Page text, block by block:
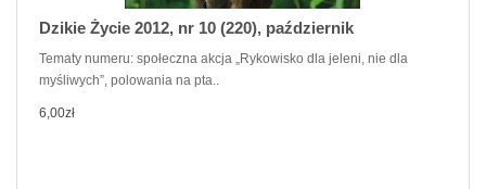
Dzikie Życie 2012, nr 10 (220), październik
Tematy numeru: społeczna akcja „Rykowisko dla jeleni, nie dla
myśliwych”, polowania na pta..
6,00zł